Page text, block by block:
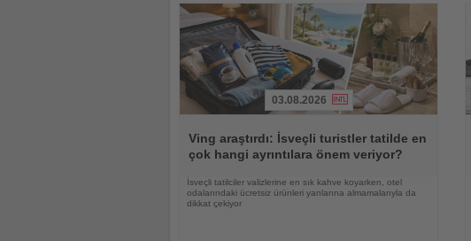
Oku
03.08.2026
Ving araştırdı: İsveçli turistler tatilde en
çok hangi ayrıntılara önem veriyor?
İsveçli tatilciler valizlerine en sık kahve koyarken, otel
odalarındaki ücretsiz ürünleri yanlarına almamalarıyla da
dikkat çekiyor